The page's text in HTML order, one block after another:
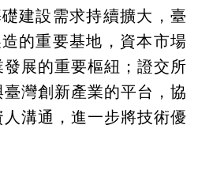
建設需求持續擴大，臺
的重要基地，資本市場
展的重要樞紐；證交所
灣創新產業的平台，協
溝通，進一步將技術優